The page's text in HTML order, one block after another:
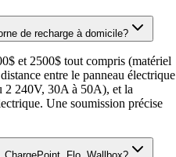
de recharge à domicile?
et 2500$ tout compris (matériel
entre le panneau électrique
2 240V, 30A à 50A), et la
Une soumission précise
Flo, Wallbox?